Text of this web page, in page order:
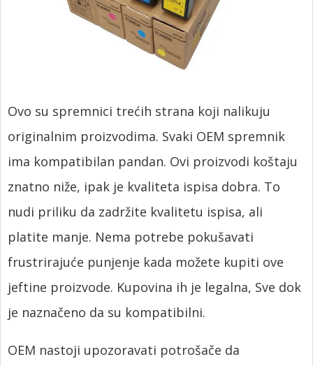
Ovo su spremnici trećih strana koji nalikuju
originalnim proizvodima. Svaki OEM spremnik
ima kompatibilan pandan. Ovi proizvodi koštaju
znatno niže, ipak je kvaliteta ispisa dobra. To
nudi priliku da zadržite kvalitetu ispisa, ali
platite manje. Nema potrebe pokušavati
frustrirajuće punjenje kada možete kupiti ove
jeftine proizvode. Kupovina ih je legalna, Sve dok
je naznačeno da su kompatibilni.
OEM nastoji upozoravati potrošače da